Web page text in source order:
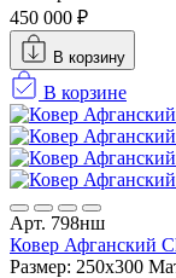
450 000 ₽
В корзину
В корзине
Арт. 798нш
Ковер Афганский
Размер: 250x300